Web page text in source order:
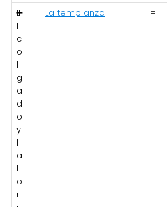
E
l
c
o
l
g
a
d
o
y
l
a
t
o
r
➕ La templanza =